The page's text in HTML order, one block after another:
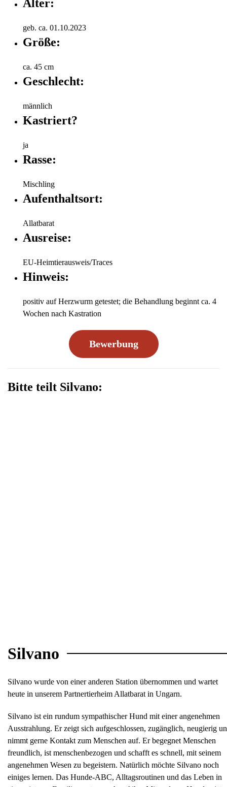
Alter:
geb. ca. 01.10.2023
Größe:
ca. 45 cm
Geschlecht:
männlich
Kastriert?
ja
Rasse:
Mischling
Aufenthaltsort:
Allatbarat
Ausreise:
EU-Heimtierausweis/Traces
Hinweis:
positiv auf Herzwurm getestet; die Behandlung beginnt ca. 4
Wochen nach Kastration
Bewerbung
Bitte teilt Silvano:
Silvano
Silvano wurde von einer anderen Station übernommen und wartet
heute in unserem Partnertierheim Allatbarat in Ungarn.
Silvano ist ein rundum sympathischer Hund mit einer angenehmen
Ausstrahlung. Er zeigt sich aufgeschlossen, zugänglich, neugierig
nimmt gerne Kontakt zum Menschen auf. Er begegnet Menschen
freundlich, ist menschenbezogen und schafft es schnell, mit seinem
angenehmen Wesen zu begeistern. Natürlich möchte Silvano noch
einiges lernen. Das Hunde-ABC, Alltagsroutinen und das Leben in